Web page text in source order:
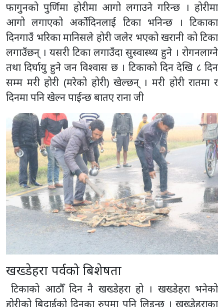
फागुनको पुर्णिमा होरीमा आगो लगाउने गरिन्छ । होरीमा
आगो लगाएको अर्कोदिनलाई टिका भनिन्छ । टिकाका
दिनगाउँ भरिका मानिसले होरी जलेर भएको खरानी को टिका
लगाउँछन् । यसरी टिका लगाउँदा सुस्वास्थ्य हुने । रोगनलाग्ने
तथा दिर्घायु हुने जन विश्वास छ । टिकाको दिन देखि ८ दिन
सम्म मरी होरी (मरेको होरी) खेल्छन् । मरी होरी रातमा र
दिनमा पनि खेल्न पाईन्छ बातए राना जी
खख्डेहरा पर्वको बिशेषता
टिकाको आठौँ दिन नै खख्डेहरा हो । खख्डेहरा भनेको
होरीको बिदाईको दिनका रुपमा पनि लिइन्छ । खख्डेहराका